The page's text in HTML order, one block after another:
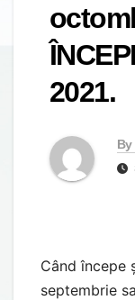
2021.
By
Când începe
septembrie